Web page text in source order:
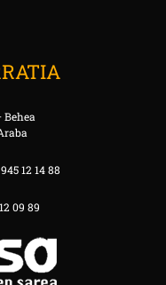
Behea
12 14 88
09 89